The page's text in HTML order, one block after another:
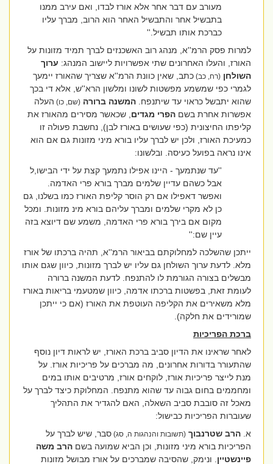
מעורב עם דבר אחר אלא אורז לבדו, ואם עירב ממנו
בתבשיל אחר והתבשיל האחר הוא הרוב, מברך עליו
כברכת אותו תבשיל.''
למרות פסק הרמ''א, מנהג רוב האשכנזים לברך תמיד מזונות על
האורז, והעלו האחרונים שתי אפשרויות ליישוב המנהג:ערוך
השולחן (רח, כב)כתב, שאין כוונת הרמ''א שצריך שהאורז יימעך
לגמרי כפי שמשמע מפשטות לשונו ומלשון הרא''ש, אלא די בכך
שהוא יתבשל כראוי עד שיתנפח.המשנה ברורה (שם, כו)העלה
אפשרות אחרת בשםהפרי מגדים, שכאשר מסירים מהאורז את
קליפתו החיצונית (כפי שעושים באורז לבן), נחשבת פעולה זו
כמעיכת האורז, ולכן יש לברך עליו בורא מיני מזונות גם אם הוא
אינו נראה בפועל כעיסה. ובלשונו:
''עד שנתמעך - היינו אפילו נתמעך קצת על ידי הבישו,ל
אבל כשהם עדיין שלמים מברך בורא פרי האדמה.
ואפשר דאפילו אם רק הוסר קליפת האורז כמו בשלנו, גם
כן לא מקרי שלמים ומברך עליהם בורא מינ מזונות. ומכל
מקום אם בירך בורא פרי האדמה, משמע שם דיוצא בזה
עיין שם:''
ייתכן שהשלכה למחלוקתם בביאור הרמ''א, תהיה ברכתו של אורז
מלא. לדעת ערוך השולחן גם עליו יש לברך מזונות, כיוון שגם אותו
מבשלים בצורה הגורמת לו להתנפח. לדעת המשנה ברורה
לעומת זאת, בפשטות ברכתו אדמה, כיוון שמטעמי בריאות באורז
מלא משאירים את הקליפה העוטפת את האורז (אם כי ייתכן
שמורידים את חלקה).
ברכת הפריכיות
לאחר שראינו את הדיון סביב ברכת האורז, יש לראות דיון נוסף
שהתעורר בדורות אחרונים, מה מברכים על פריכיות אורז. על
מנת לייצר פריכיות אורז, לוקחים אורז, מרטיבים אותו במים
ומחממים בחום גבוה עד שהוא מתנפח. המחלוקת כיצד לברך על
מאכל זה סובבת סביב השאלה, האם להגדיר את התהליך
שעוברות הפריכיות כבישול:
א.הרב שטרנבוך (תשובות והנהגות ה, סג)סבר, שיש לברך על
הפריכיות בורא מיני מזונות, וכן הביא שמועה בשםהרב משה
פיינשטיין. ונימק, שהסיבה שמברכים על אורז מבושל מזונות